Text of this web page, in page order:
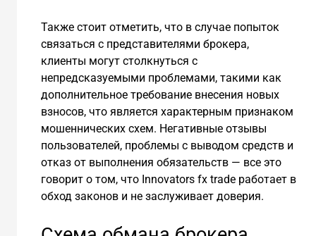
Также стоит отметить, что в случае попыток
связаться с представителями брокера,
клиенты могут столкнуться с
непредсказуемыми проблемами, такими как
дополнительное требование внесения новых
взносов, что является характерным признаком
мошеннических схем. Негативные отзывы
пользователей, проблемы с выводом средств и
отказ от выполнения обязательств — все это
говорит о том, что Innovators fx trade работает в
обход законов и не заслуживает доверия.